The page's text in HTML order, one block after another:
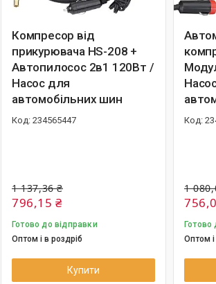
Компресор від
прикурювача HS-208 +
Автопилосос 2в1 120Вт /
Насос для
автомобільних шин
234565447
1 137,36 ₴
796,15 ₴
Готово до відправки
Оптом і в роздріб
Купити
1
Готово
Оптом і